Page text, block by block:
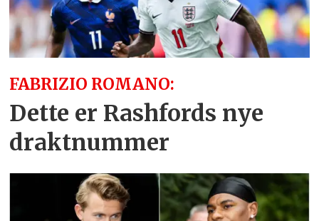
FABRIZIO ROMANO:
Dette er Rashfords nye
draktnummer